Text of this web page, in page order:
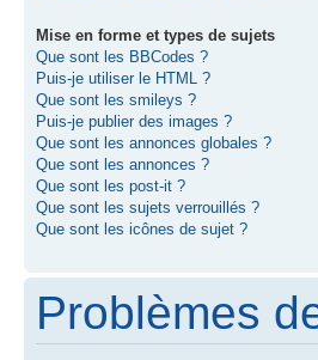
Mise en forme et types de sujets
Que sont les BBCodes ?
Puis-je utiliser le HTML ?
Que sont les smileys ?
Puis-je publier des images ?
Que sont les annonces globales ?
Que sont les annonces ?
Que sont les post-it ?
Que sont les sujets verrouillés ?
Que sont les icônes de sujet ?
Problèmes